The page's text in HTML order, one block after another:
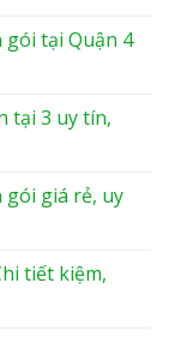
tại Quận 4
tại 3 uy tín,
gói giá rẻ, uy
tiết kiệm,